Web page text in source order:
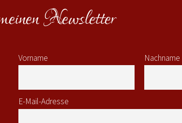
Newsletter
Vorname Nachname
E-Mail-Adresse